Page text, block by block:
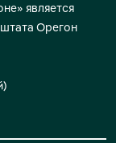
является
Орегон